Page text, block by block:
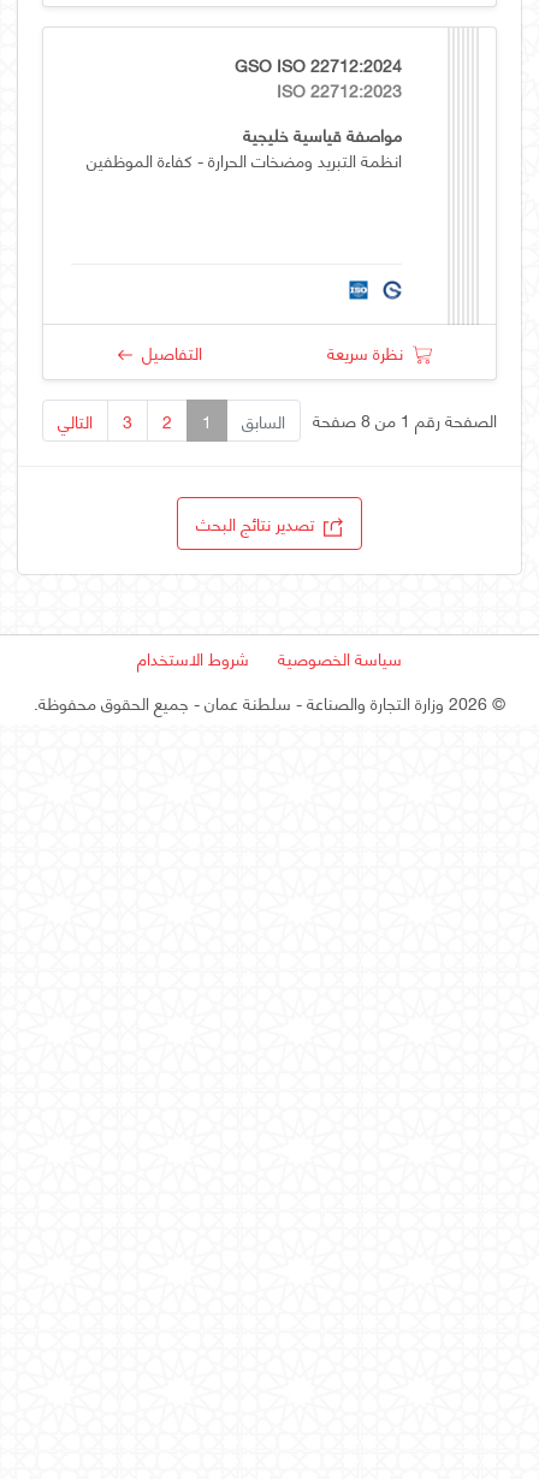
GSO ISO 22712:2024
ISO 22712:2023
مواصفة قياسية خليجية
انظمة التبريد ومضخات الحرارة - كفاءة الموظفين
نظرة سريعة التفاصيل
الصفحة رقم 1 من 8 صفحة السابق 1
2
3 التالي
تصدير نتائج البحث
سياسة الخصوصية
شروط الاستخدام
©2026 وزارة التجارة والصناعة - سلطنة عمان - جميع الحقوق محفوظة.